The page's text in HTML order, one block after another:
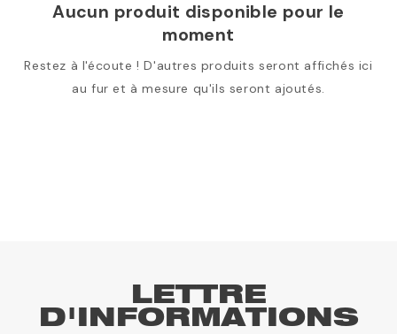
Aucun produit disponible pour le
moment
Restez à l'écoute ! D'autres produits seront affichés ici
au fur et à mesure qu'ils seront ajoutés.
LETTRE
D'INFORMATIONS